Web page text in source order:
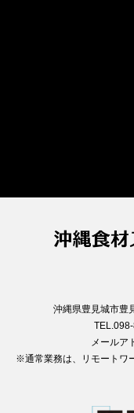
沖縄県豊見城市豊
メールア
※通常業務は、リモートワ